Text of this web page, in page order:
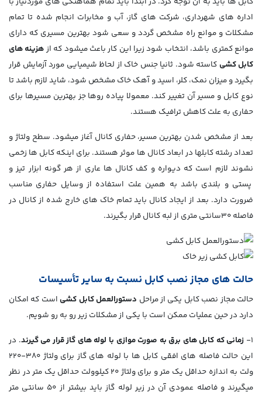
اداره ­های شهرداری، شرکت های گاز، آب و مخابرات انجام شده تا تمام
مشکلات و موانع راه مشخص گردد و سعی شود بهترین مسیری که دارای
موانع کمتری باشد، انتخاب شود زیرا این کار باعث می­شود که از هزینه­ های
کابل کشی کاسته شود. ثانیا جنس خاک از لحاظ شیمیایی مورد آزمایش قرار
بگیرد و میزان نمک، کلر، اسید و آهک خاک مشخص شود، شاید لازم باشد تا
نوع کابل و مسیر آن تغییر کند. معمولا پیاده روها جز بهترین مسیرها برای
حفاری به علت کاهش ترافیک هستند.
بعد از مشخص شدن بهترین مسیر، حفاری کانال آغاز می­شود. سطح ولتاژ و
تعداد رشته کابل­ها در ابعاد کانا­ل­ ها موثر هستند. برای اینکه کابل ­ها زخمی
نشوند لازم است که دیواره و کف کانال­ ها عاری از هر گونه ابزار تیز و
پستی و بلندی باشد به همین علت استفاده از وسایل حفاری مناسب
ضرورت دارد. بعد از ایجاد کانال باید تمام خاک ­های خارج شده از کانال در
فاصله 30سانتی متری از لبه کانال قرار بگیرند.
حالت ­هاي مجاز نصب كابل نسبت به ساير تأسيسات
حالت مجاز نصب کابل یکی از مراحل دستورالعمل کابل کشی است که امکان
دارد در حین عملیات ممکن است با یکی از مشکلات زیر رو به رو شویم.
1- زمانی که کابل­ های برق به صورت موازی با لوله­ های گاز قرار می گیرند. در
این حالت فاصله­ های افقی کابل­ ها با لوله­ های گاز برای ولتاژ 380-220
ولت به اندازه حداقل یک متر و برای ولتاژ 20 کیلوولت حداقل یک متر در نظر
می­گیرند و فاصله عمودی آن در زیر لوله گاز باید بیشتر از 50 سانتی متر